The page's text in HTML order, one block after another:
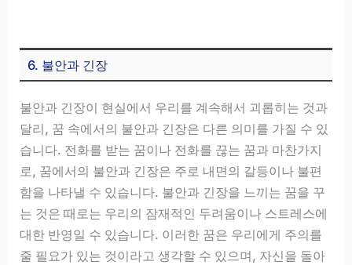
6. 불안과 긴장
불안과 긴장이 현실에서 우리를 계속해서 괴롭히는 것과
달리, 꿈 속에서의 불안과 긴장은 다른 의미를 가질 수 있
습니다. 전화를 받는 꿈이나 전화를 끊는 꿈과 마찬가지
로, 꿈에서의 불안과 긴장은 주로 내면의 갈등이나 불편
함을 나타낼 수 있습니다. 불안과 긴장을 느끼는 꿈을 꾸
는 것은 때로는 우리의 잠재적인 두려움이나 스트레스에
대한 반영일 수 있습니다. 이러한 꿈은 우리에게 주의를
줄 필요가 있는 것이라고 생각할 수 있으며, 자신을 돌아